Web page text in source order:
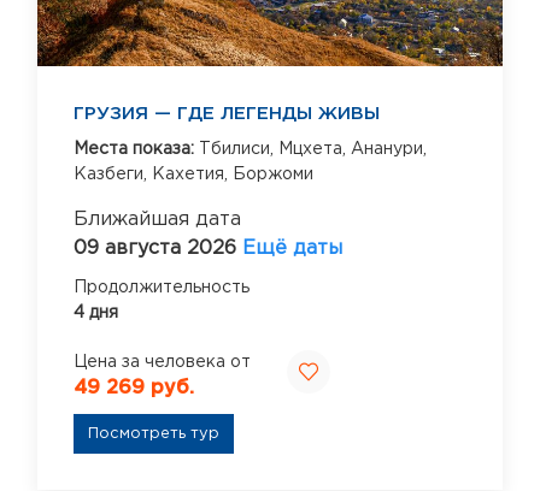
ГРУЗИЯ — ГДЕ ЛЕГЕНДЫ ЖИВЫ
Места показа: Тбилиси, Мцхета, Ананури,
Казбеги,
Кахетия, Боржоми
Ближайшая дата
09 августа 2026 Ещё даты
Продолжительность
4 дня
Цена за человека от
49 269 руб.
Посмотреть тур